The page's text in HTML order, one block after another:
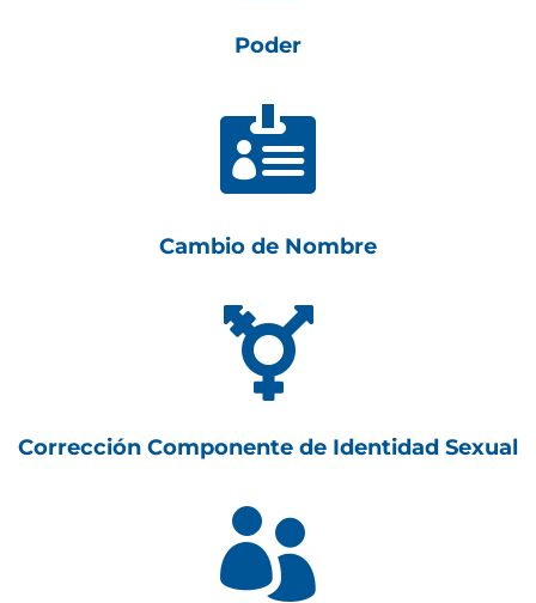
Poder

Cambio de Nombre

Corrección Componente de Identidad Sexual
